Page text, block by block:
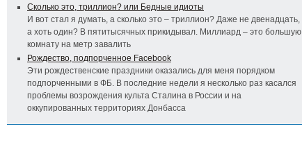
Сколько это, триллион? или Бедные идиоты
И вот стал я думать, а сколько это – триллион? Даже не двенадцать,
а хоть один? В пятитысячных прикидывал. Миллиард – это большую
комнату на метр завалить
Рождество, подпорченное Facebook
Эти рождественские праздники оказались для меня порядком
подпорченными в ФБ. В последние недели я несколько раз касался
проблемы возрождения культа Сталина в России и на
оккупированных территориях Донбасса